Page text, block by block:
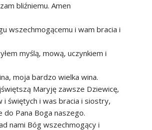
bliźniemu. Amen
wszechmogącemu i wam bracia i
myślą, mową, uczynkiem i
moja bardzo wielka wina.
Maryję zawsze Dziewicę,
i świętych i was bracia i siostry,
do Pana Boga naszego.
nami Bóg wszechmogący i